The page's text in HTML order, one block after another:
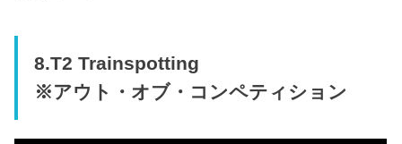
8.T2 Trainspotting
※アウト・オブ・コンペティション